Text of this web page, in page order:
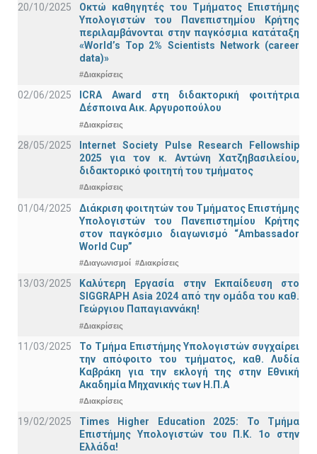
20/10/2025
Οκτώ καθηγητές του Τμήματος Επιστήμης
Υπολογιστών του Πανεπιστημίου Κρήτης
περιλαμβάνονται στην παγκόσμια κατάταξη
«World’s Top 2% Scientists Network (career
data)»
#Διακρίσεις
02/06/2025
ICRA Award στη διδακτορική φοιτήτρια
Δέσποινα Αικ. Αργυροπούλου
#Διακρίσεις
28/05/2025
Internet Society Pulse Research Fellowship
2025 για τον κ. Αντώνη Χατζηβασιλείου,
διδακτορικό φοιτητή του τμήματος
#Διακρίσεις
01/04/2025
Διάκριση φοιτητών του Τμήματος Επιστήμης
Υπολογιστών του Πανεπιστημίου Κρήτης
στον παγκόσμιο διαγωνισμό “Ambassador
World Cup”
#Διαγωνισμοί #Διακρίσεις
13/03/2025
Καλύτερη Εργασία στην Εκπαίδευση στο
SIGGRAPH Asia 2024 από την ομάδα του καθ.
Γεώργιου Παπαγιαννάκη!
#Διακρίσεις
11/03/2025
Το Τμήμα Επιστήμης Υπολογιστών συγχαίρει
την απόφοιτο του τμήματος, καθ. Λυδία
Καβράκη για την εκλογή της στην Εθνική
Ακαδημία Μηχανικής των Η.Π.Α
#Διακρίσεις
19/02/2025
Times Higher Education 2025: Το Τμήμα
Επιστήμης Υπολογιστών του Π.Κ. 1ο στην
Ελλάδα!